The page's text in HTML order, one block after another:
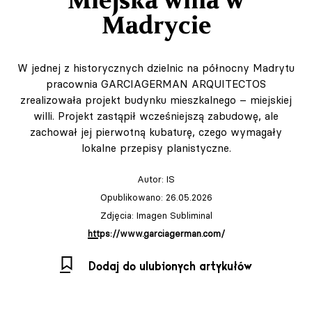
Madrycie
W jednej z historycznych dzielnic na północny Madrytu
pracownia GARCIAGERMAN ARQUITECTOS
zrealizowała projekt budynku mieszkalnego – miejskiej
willi. Projekt zastąpił wcześniejszą zabudowę, ale
zachował jej pierwotną kubaturę, czego wymagały
lokalne przepisy planistyczne.
Autor: IS
Opublikowano: 26.05.2026
Zdjęcia: Imagen Subliminal
https://www.garciagerman.com/
Dodaj do ulubionych artykułów